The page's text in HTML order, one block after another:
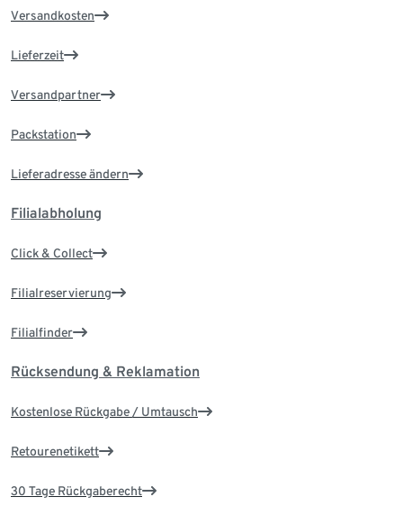
Versandkosten
Lieferzeit
Versandpartner
Packstation
Lieferadresse ändern
Filialabholung
Click & Collect
Filialreservierung
Filialfinder
Rücksendung & Reklamation
Kostenlose Rückgabe / Umtausch
Retourenetikett
30 Tage Rückgaberecht